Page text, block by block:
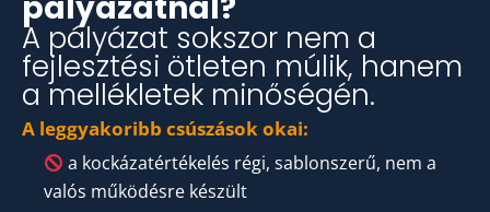
A pályázat sokszor nem a
fejlesztési ötleten múlik, hanem
a mellékletek minőségén.
A leggyakoribb csúszások okai:
a kockázatértékelés régi, sablonszerű, nem a
valós működésre készült